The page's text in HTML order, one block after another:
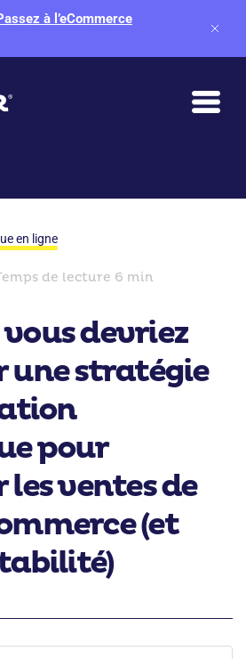
à l’eCommerce
en ligne
de lecture 6 min
devriez
une stratégie
pour
ventes de
(et